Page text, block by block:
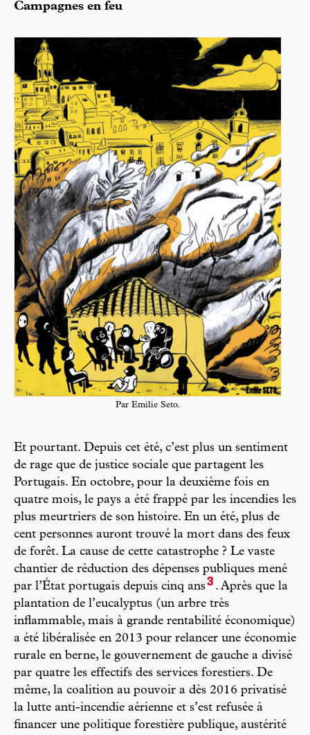
Campagnes en feu
Par Emilie Seto.
Et pourtant. Depuis cet été, c’est plus un sentiment
de rage que de justice sociale que partagent les
Portugais. En octobre, pour la deuxième fois en
quatre mois, le pays a été frappé par les incendies les
plus meurtriers de son histoire. En un été, plus de
cent personnes auront trouvé la mort dans des feux
de forêt. La cause de cette catastrophe ? Le vaste
chantier de réduction des dépenses publiques mené
par l’État portugais depuis cinq ans3 . Après que la
plantation de l’eucalyptus (un arbre très
inflammable, mais à grande rentabilité économique)
a été libéralisée en 2013 pour relancer une économie
rurale en berne, le gouvernement de gauche a divisé
par quatre les effectifs des services forestiers. De
même, la coalition au pouvoir a dès 2016 privatisé
la lutte anti-incendie aérienne et s’est refusée à
financer une politique forestière publique, austérité